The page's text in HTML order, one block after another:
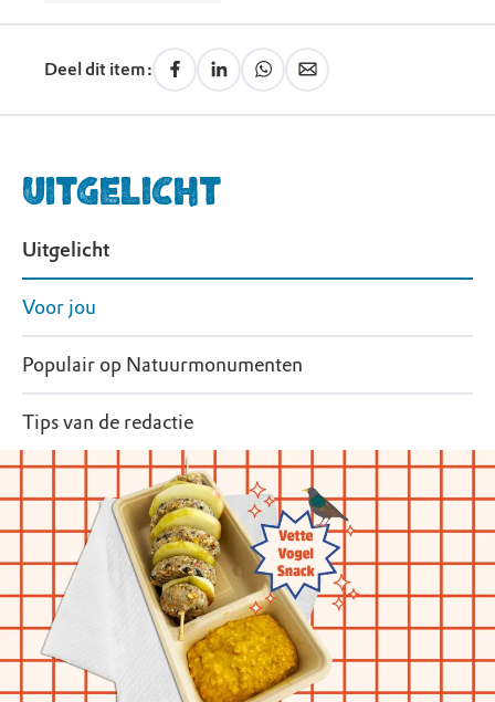
Deel dit item:
Uitgelicht
Uitgelicht
Voor jou
Populair op Natuurmonumenten
Tips van de redactie